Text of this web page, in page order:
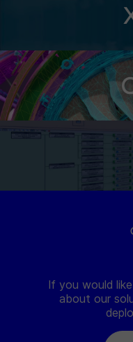
If you would
about our